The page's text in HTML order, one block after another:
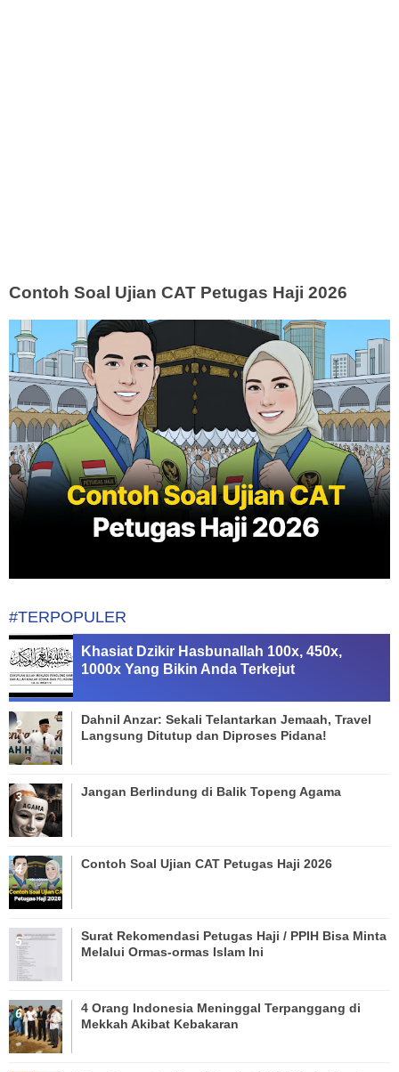
Contoh Soal Ujian CAT Petugas Haji 2026
#TERPOPULER
Khasiat Dzikir Hasbunallah 100x, 450x,
1000x Yang Bikin Anda Terkejut
Dahnil Anzar: Sekali Telantarkan Jemaah, Travel
Langsung Ditutup dan Diproses Pidana!
Jangan Berlindung di Balik Topeng Agama
Contoh Soal Ujian CAT Petugas Haji 2026
Surat Rekomendasi Petugas Haji / PPIH Bisa Minta
Melalui Ormas-ormas Islam Ini
4 Orang Indonesia Meninggal Terpanggang di
Mekkah Akibat Kebakaran